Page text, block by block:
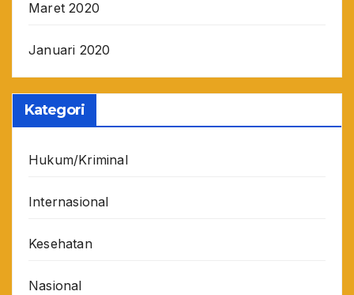
Maret 2020
Januari 2020
Kategori
Hukum/Kriminal
Internasional
Kesehatan
Nasional